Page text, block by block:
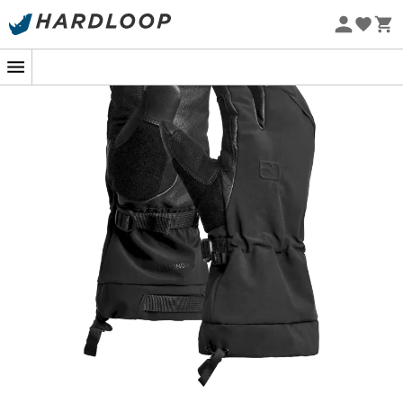
-5% Extra - Code Summer5
Ortovox Merino Freeride 3 Finger
Skihandschuhe für
wurden für leidenschaftliche Skifahrer und
Bergsportler entwickelt.
Ortovox Merino Freeride 3 Finger